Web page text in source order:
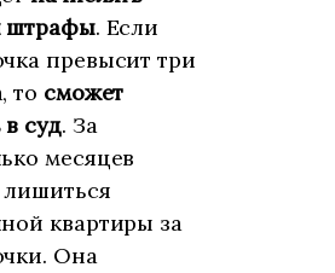
штрафы. Если
превысит три
то сможет
в суд. За
месяцев
квартиры за
Она